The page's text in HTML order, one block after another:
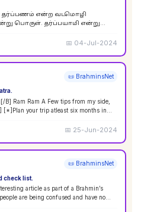
தர்ப்பணம் என்ற வடமொழி
பொருள். தர்ப்பயாமி என்று
📅 04-Jul-2024
📜 BrahminsNet
side,
[*]Plan your trip atleast six months in
📅 25-Jun-2024
📜 BrahminsNet
check list.
article as part of a Brahmin’s
are being confused and have no